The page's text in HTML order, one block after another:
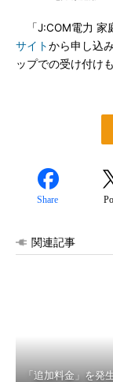
「J:COM電力 家
サイトから申し込
ップでの受け付け
Share
関連記事
「追加料金」を発